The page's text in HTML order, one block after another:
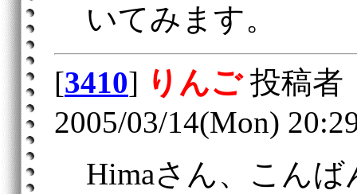
いてみます。
[3410] りんご投稿者
2005/03/14(Mon)
Himaさん、こんば